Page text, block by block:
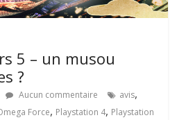
5 – un musou
?
Aucun commentaire avis,
Force, Playstation 4, Playstation